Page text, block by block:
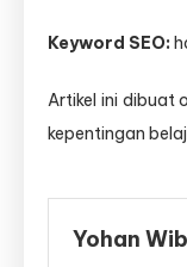
Keyword SEO:
Artikel ini dibuat
kepentingan
Yohan